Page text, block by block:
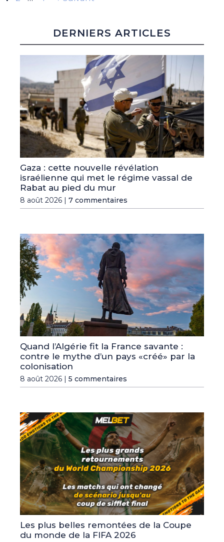
DERNIERS ARTICLES
Gaza : cette nouvelle révélation
israélienne qui met le régime vassal de
Rabat au pied du mur
8 août 2026 | 7 commentaires
Quand l’Algérie fit la France savante :
contre le mythe d’un pays «créé» par la
colonisation
8 août 2026 | 5 commentaires
Les plus belles remontées de la Coupe
du monde de la FIFA 2026